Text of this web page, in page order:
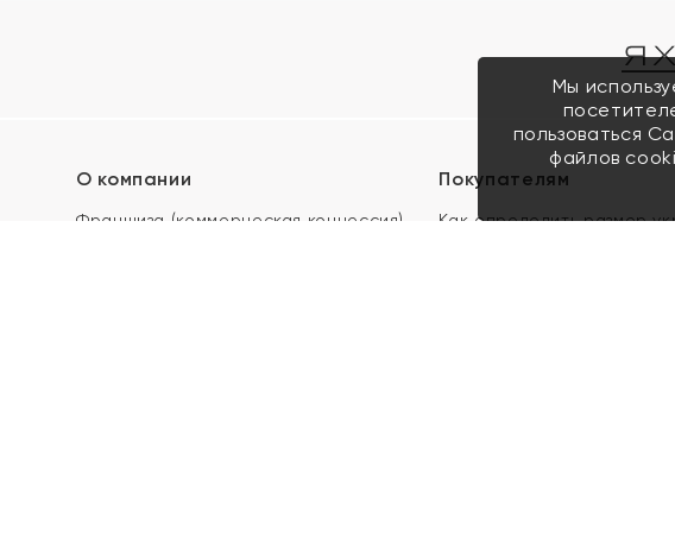
О компании
Франшиза (коммерческая концессия)
Покупателям
Как определить размер
Мы
пользоваться
файлов